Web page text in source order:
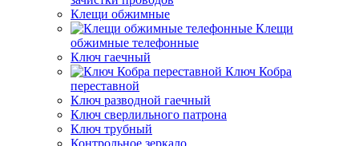
Клещи обжимные
Клещи
обжимные телефонные
Ключ гаечный
Ключ Кобра
переставной
Ключ разводной гаечный
Ключ сверлильного патрона
Ключ трубный
Контрольное зеркало